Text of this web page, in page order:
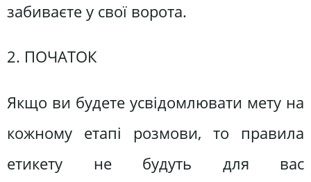
забиваєте у свої ворота.
2. ПОЧАТОК
Якщо ви будете усвідомлювати мету на
кожному етапі розмови, то правила
етикету не будуть для вас